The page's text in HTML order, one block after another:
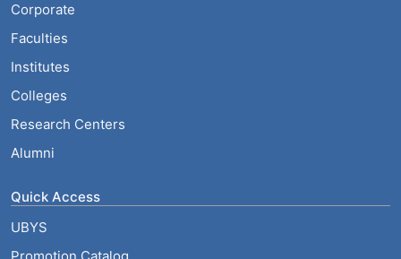
Corporate
Faculties
Institutes
Colleges
Research Centers
Alumni
Quick Access
UBYS